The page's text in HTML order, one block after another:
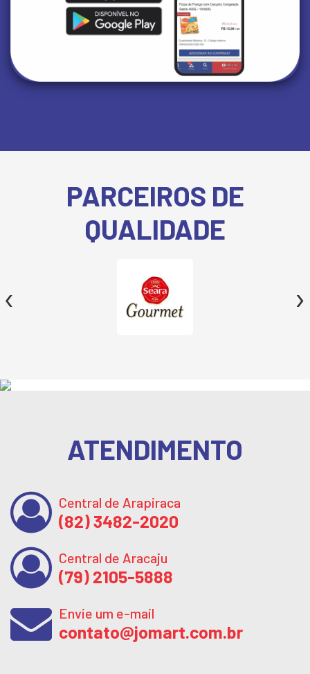
PARCEIROS DE
QUALIDADE
‹ ›
ATENDIMENTO
Central de Arapiraca
(82) 3482-2020
Central de Aracaju
(79) 2105-5888
Envie um e-mail
contato@jomart.com.br